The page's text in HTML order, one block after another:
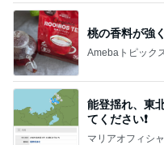
桃の香料が強
Amebaトピック
能登揺れ、東
てください❗️
マリアオフィシ